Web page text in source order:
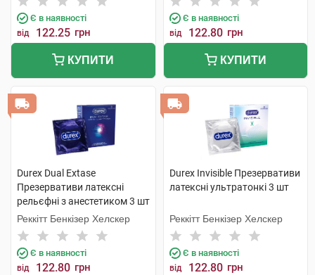
Є в наявності
від 122.25 грн
КУПИТИ
Є в наявності
від 122.80 грн
КУПИТИ
Durex Dual Extase
Презервативи латексні
рельєфні з анестетиком 3 шт
Реккітт Бенкізер Хелскер
Є в наявності
від 122.80 грн
Durex Invisible Презервативи
латексні ультратонкі 3 шт
Реккітт Бенкізер Хелскер
Є в наявності
від 122.80 грн